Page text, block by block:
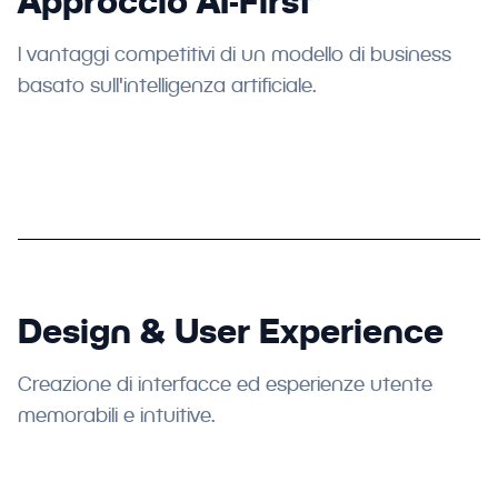
I vantaggi competitivi di un modello di business
basato sull'intelligenza artificiale.
Design & User Experience
Creazione di interfacce ed esperienze utente
memorabili e intuitive.